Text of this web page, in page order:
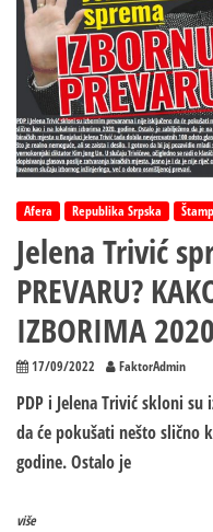
Afera Republika Srpska
Jelena Trivić
PREVARU?
IZBORIMA
17/09/2022 FaktorAdmin
PDP i Jelena Trivić skloni
da će pokušati nešto slično
godine. Ostalo je
više